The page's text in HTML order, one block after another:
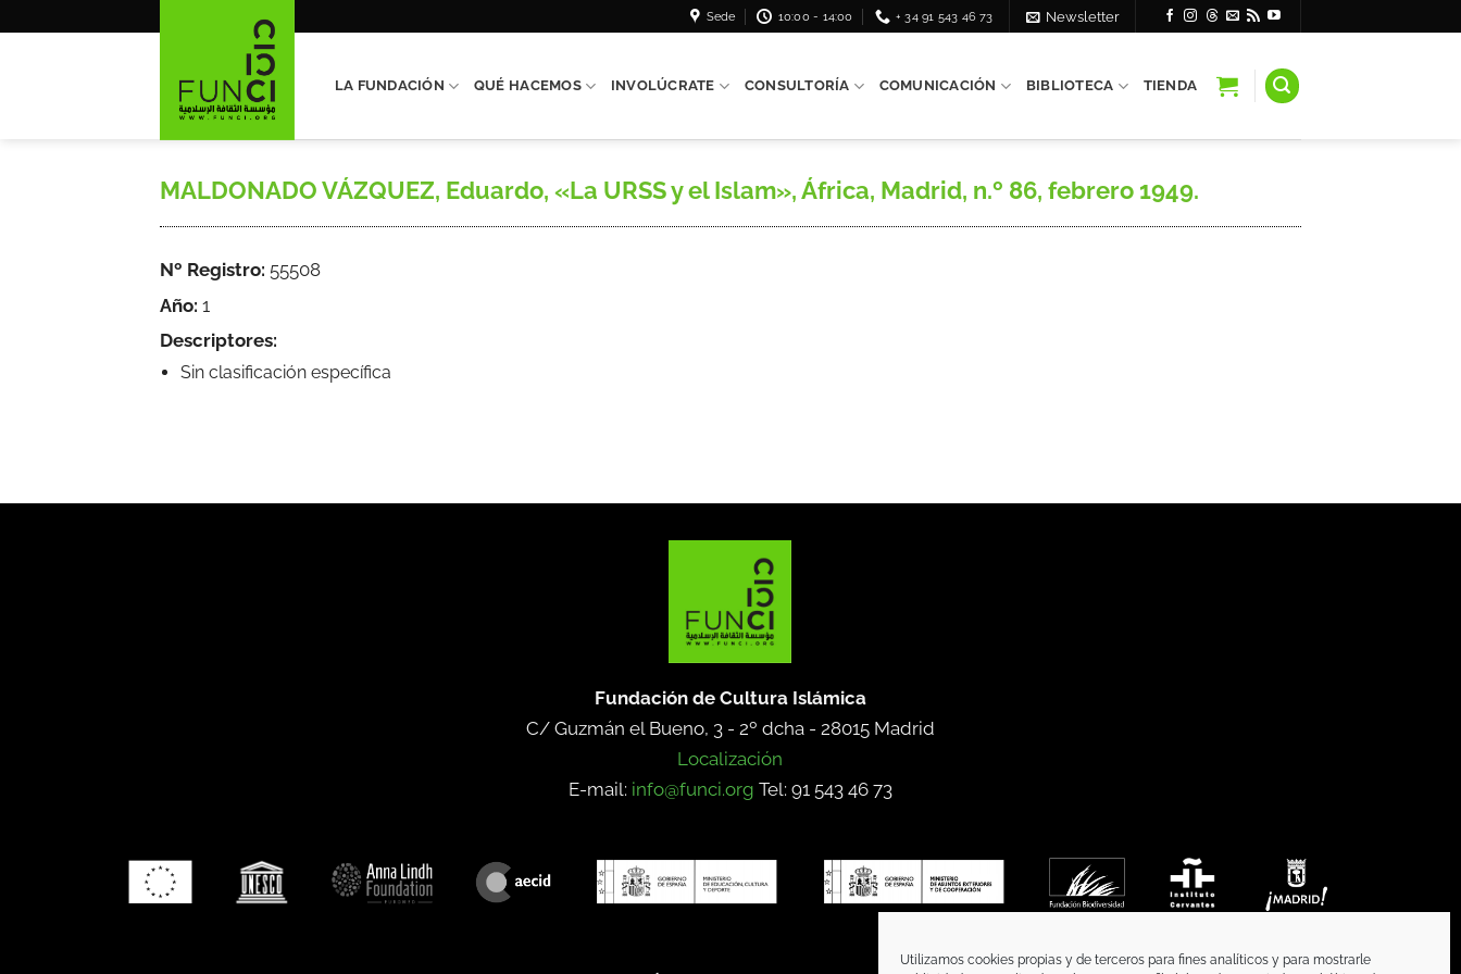
Utilizamos cookies propias y de terceros para fines analíticos y para mostrarle
Sede 10:00 - 14:00 + 34 91 543 46 73 Newsletter
LA FUNDACIÓN QUÉ HACEMOS INVOLÚCRATE CONSULTORÍA COMUNICACIÓN BIBLIOTECA TIENDA
MALDONADO VÁZQUEZ, Eduardo, «La URSS y el Islam», África, Madrid, n.º 86, febrero 1949.
Nº Registro: 55508
Año: 1
Descriptores:
Sin clasificación específica
Fundación de Cultura Islámica
C/ Guzmán el Bueno, 3 - 2º dcha - 28015 Madrid
Localización
E-mail: info@funci.org Tel: 91 543 46 73